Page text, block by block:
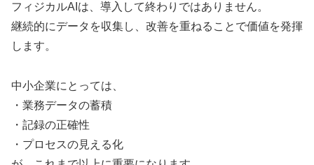
フィジカルAIは、導入して終わりではありません。
継続的にデータを収集し、改善を重ねることで価値を発揮
します。
中小企業にとっては、
・業務データの蓄積
・記録の正確性
・プロセスの見える化